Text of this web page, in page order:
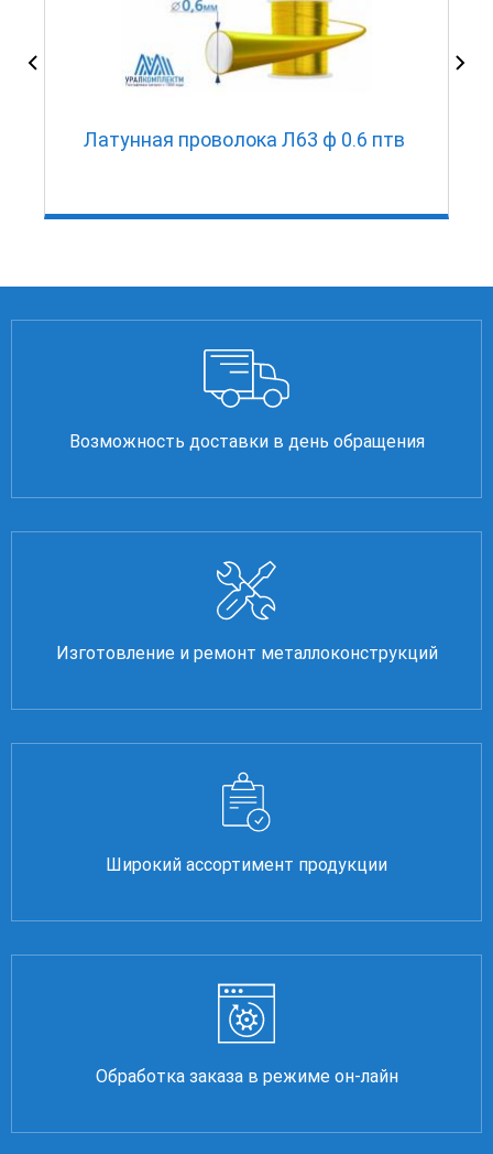
Латунная проволока Л63 ф 0.6 птв
Возможность доставки в день обращения
Изготовление и ремонт металлоконструкций
Широкий ассортимент продукции
Обработка заказа в режиме он-лайн